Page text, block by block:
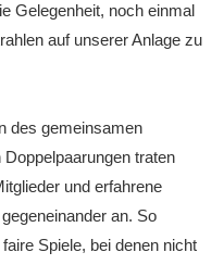
Gelegenheit, noch einmal
auf unserer Anlage zu
des gemeinsamen
traten
und erfahrene
an. So
Spiele, bei denen nicht